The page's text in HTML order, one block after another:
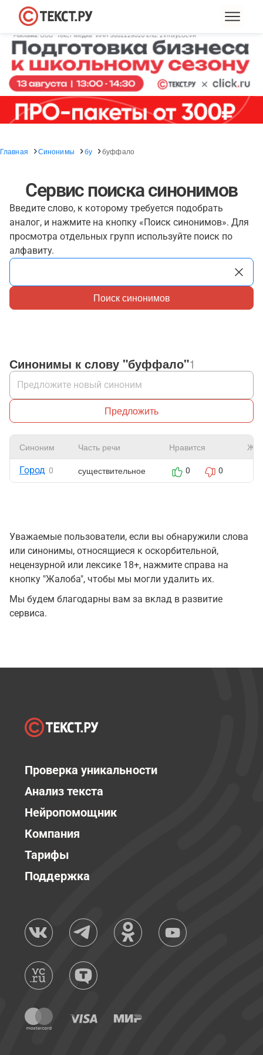
Главная Синонимы бу буффало
Сервис поиска синонимов
Введите слово, к которому требуется подобрать
аналог, и нажмите на кнопку «Поиск синонимов». Для
просмотра отдельных групп используйте поиск по
алфавиту.
Поиск синонимов
Синонимы к слову "буффало"1
Предложить
Синоним Часть речи Нравится
Город 0 существительное 0 0
Уважаемые пользователи, если вы обнаружили слова
или синонимы, относящиеся к оскорбительной,
нецензурной или лексике 18+, нажмите справа на
кнопку "Жалоба", чтобы мы могли удалить их.
Мы будем благодарны вам за вклад в развитие
сервиса.
Проверка уникальности
Анализ текста
Нейропомощник
Компания
Тарифы
Поддержка